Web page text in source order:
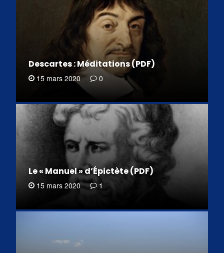
Descartes : Méditations (PDF)
15 mars 2020 0
Le « Manuel » d’Épictète (PDF)
15 mars 2020 1